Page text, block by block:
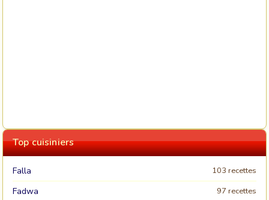
Top cuisiniers
Falla 103 recettes
Fadwa 97 recettes